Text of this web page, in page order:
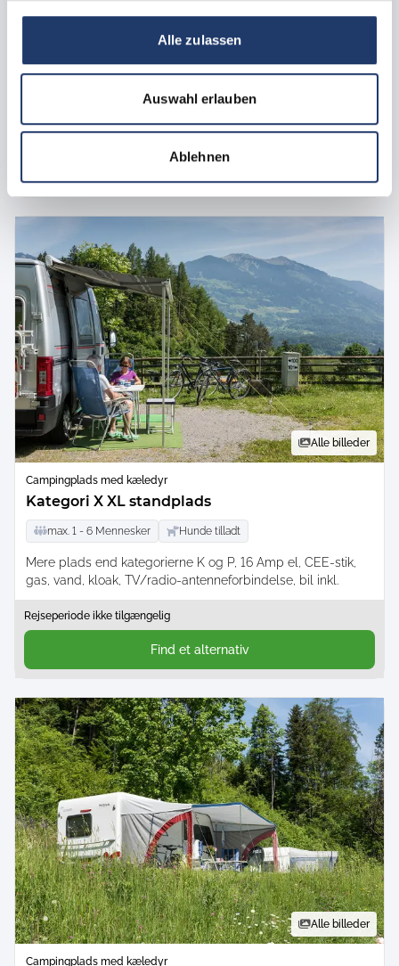
Alle zulassen
Auswahl erlauben
Ablehnen
max. 1 -6 Mennesker Hunde tilladt
Til autocampere og campingvogne op til 7,5 meter, 16
ampere strøm, CEE-stik, gas, vand, kloak, TV/radio-
16.08.2026 - 23.08.2026
7 nætter
fra 584 €
Alle billeder
Campingplads med kæledyr
Kategori X XL standplads
max. 1 - 6 Mennesker Hunde tilladt
Mere plads end kategorierne K og P, 16 Amp el, CEE-stik,
gas, vand, kloak, TV/radio-antenneforbindelse, bil inkl.
Rejseperiode ikke tilgængelig
Find et alternativ
Alle billeder
Campingplads med kæledyr